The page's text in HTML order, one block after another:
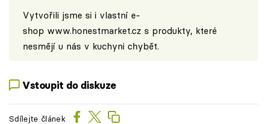
Vytvořili jsme si i vlastní e-
shop www.honestmarket.cz s produkty, které
nesmějí u nás v kuchyni chybět.
Vstoupit do diskuze
Sdílejte článek